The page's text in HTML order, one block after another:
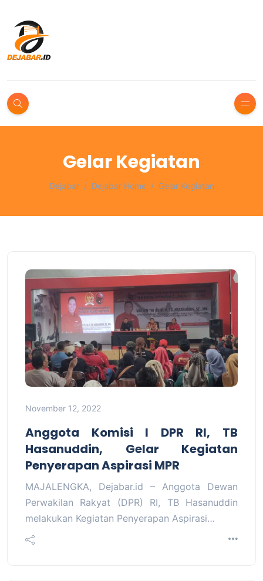
Gelar Kegiatan
Dejabar Dejabar Home Gelar Kegiatan
November 12, 2022
Anggota Komisi I DPR RI, TB
Hasanuddin, Gelar Kegiatan
Penyerapan Aspirasi MPR
MAJALENGKA, Dejabar.id – Anggota Dewan
Perwakilan Rakyat (DPR) RI, TB Hasanuddin
melakukan Kegiatan Penyerapan Aspirasi…